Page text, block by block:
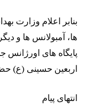
بنابر اعلام وزارت
ها، آمبولانس ها و
پایگاه های اورژانس
اربعین حسینی (ع)
انتهای پیام